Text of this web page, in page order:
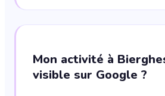
Mon activité à
visible sur Google ?